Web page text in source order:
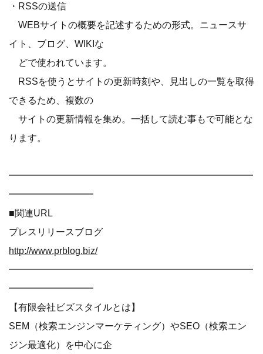
・RSSの送信
WEBサイトの概要を記述するための形式。ニュースサ
イト、ブログ、WIKIな
どで使われています。
RSSを使うとサイトの更新時刻や、見出しの一覧を取得
できるため、複数の
サイトの更新情報を集め。一括して読む事もで可能とな
ります。
━━━━━━━━━━━━━━━━━━━━━━━━━━
━━━━━━━━━
■関連URL
プレスリリースブログ
http://www.prblog.biz/
━━━━━━━━━━━━━━━━━━━━━━━━━━
━━━━━━━━━
【有限会社ビズスタイルとは】
SEM（検索エンジンマーケティング）やSEO（検索エン
ジン最適化）を中心に企